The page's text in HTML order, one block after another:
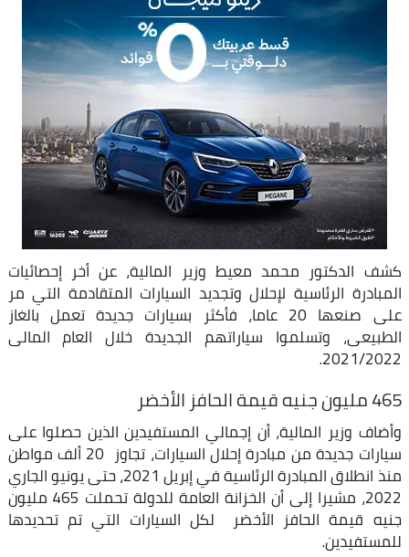
كشف الدكتور محمد معيط وزير المالية، عن أخر إحصائيات
المبادرة الرئاسية لإحلال وتجديد السيارات المتقادمة التي مر
على صنعها 20 عاما، فأكثر بسيارات جديدة تعمل بالغاز
الطبيعى، وتسلموا سياراتهم الجديدة خلال العام المالى
2021/2022.
465 مليون جنيه قيمة الحافز الأخضر
وأضاف وزير المالية، أن إجمالي المستفيدين الذين حصلوا على
سيارات جديدة من مبادرة إحلال السيارات، تجاوز 20 ألف مواطن
منذ انطلاق المبادرة الرئاسية في إبريل 2021، حتى يونيو الجاري
2022، مشيرا إلى أن الخزانة العامة للدولة تحملت 465 مليون
جنيه قيمة الحافز الأخضر لكل السيارات التي تم تحديدها
للمستفيدين.